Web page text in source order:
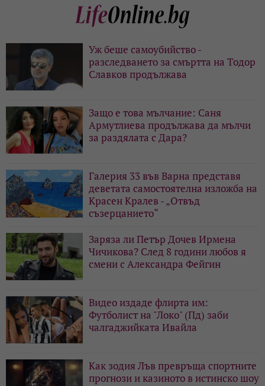
Уж беше самоубийство -
разследването за смъртта на Тодор
Славков продължава
Защо е това мълчание: Саня
Армутлиева продължава да мълчи
за раздялата с Дара?
Галерия 33 във Варна представя
деветата самостоятелна изложба на
Красен Кралев - „Отвъд
съзерцанието“
Заряза ли Петър Дочев Ирмена
Чичикова? След 8 години любов я
смени с Александра Фейгин
Видео издаде флирта им:
Футболист на "Локо" (Пд) заби
чалгаджийката Ивайла
Как зодия Лъв превръща спортните
прогнози и казиното в истинско шоу